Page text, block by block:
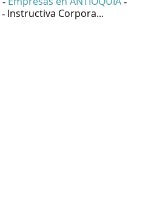
- Instructiva Corpora...